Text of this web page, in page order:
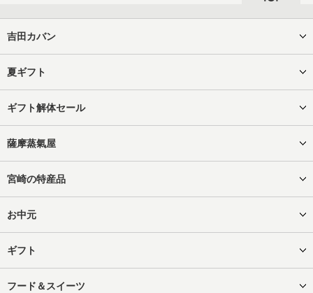
吉田カバン
夏ギフト
ギフト解体セール
薩摩蒸氣屋
宮崎の特産品
お中元
ギフト
フード＆スイーツ